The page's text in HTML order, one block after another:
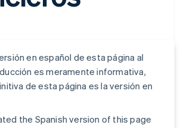
en español de esta página al
es meramente informativa,
de esta página es la versión en
the Spanish version of this page